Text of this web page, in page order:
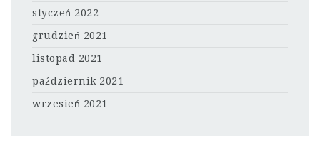
styczeń 2022
grudzień 2021
listopad 2021
październik 2021
wrzesień 2021